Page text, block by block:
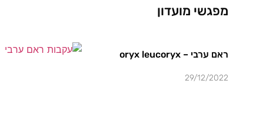
מפגשי מועדון
ראם ערבי – oryx leucoryx
29/12/2022